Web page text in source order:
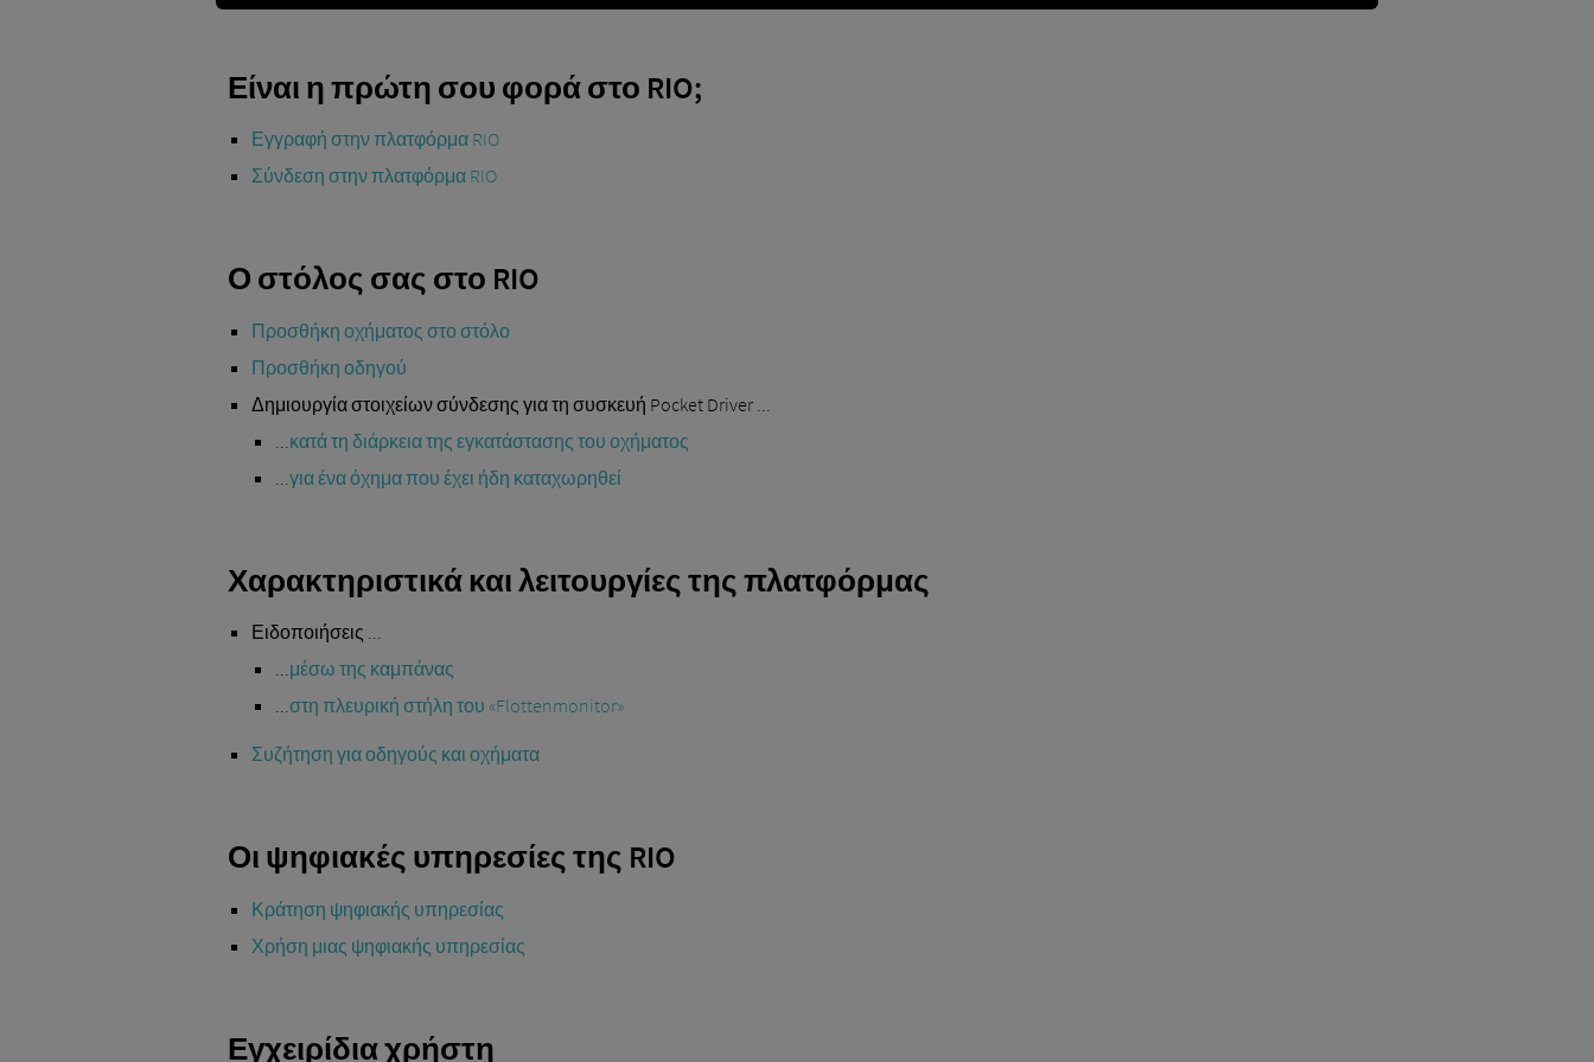
Είναι η πρώτη σου φορά στο RIO;
Εγγραφή στην πλατφόρμα RIO
Σύνδεση στην πλατφόρμα RIO
Ο στόλος σας στο RIO
Προσθήκη οχήματος στο στόλο
Προσθήκη οδηγού
Δημιουργία στοιχείων σύνδεσης για τη συσκευή Pocket Driver ...
κατά τη διάρκεια της εγκατάστασης του οχήματος
για ένα όχημα που έχει ήδη καταχωρηθεί
Χαρακτηριστικά και λειτουργίες της πλατφόρμας
Ειδοποιήσεις ...
...μέσω της καμπάνας
...στη πλευρική στήλη του «Flottenmonitor»
Συζήτηση για οδηγούς και οχήματα
Οι ψηφιακές υπηρεσίες της RIO
Κράτηση ψηφιακής υπηρεσίας
Χρήση μιας ψηφιακής υπηρεσίας
Εγχειρίδια χρήστη